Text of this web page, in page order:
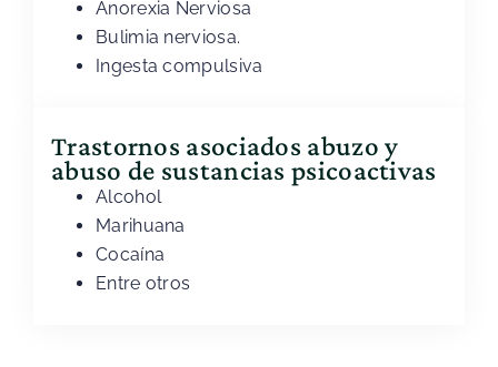
Anorexia Nerviosa
Bulimia nerviosa.
Ingesta compulsiva
Trastornos asociados abuzo y
abuso de sustancias psicoactivas
Alcohol
Marihuana
Cocaína
Entre otros